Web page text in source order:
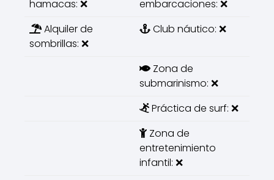
hamacas: ❌
embarcaciones: ❌
Alquiler de
sombrillas: ❌
Club náutico: ❌
Zona de
submarinismo: ❌
Práctica de surf: ❌
Zona de
entretenimiento
infantil: ❌